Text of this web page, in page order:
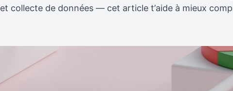
et collecte de données — cet article t’aide à mieux